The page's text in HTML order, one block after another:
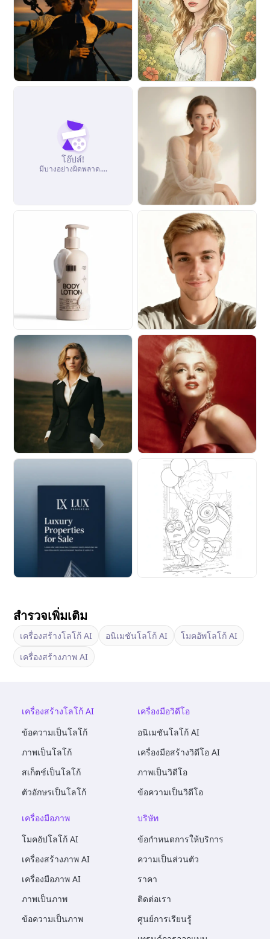
โอ๊ปส์!
มีบางอย่างผิดพลาด....
สำรวจเพิ่มเติม
เครื่องสร้างโลโก้ AI อนิเมชันโลโก้ AI
โมคอัพโลโก้ AI
เครื่องสร้างภาพ AI
เครื่องสร้างโลโก้ AI
ข้อความเป็นโลโก้
ภาพเป็นโลโก้
สเก็ตช์เป็นโลโก้
ตัวอักษรเป็นโลโก้
เครื่องมือวิดีโอ
อนิเมชันโลโก้ AI
เครื่องมือสร้างวิดีโอ AI
ภาพเป็นวิดีโอ
ข้อความเป็นวิดีโอ
เครื่องมือภาพ
โมคอัปโลโก้ AI
เครื่องสร้างภาพ AI
เครื่องมือภาพ AI
ภาพเป็นภาพ
ข้อความเป็นภาพ
บริษัท
ข้อกำหนดการให้บริการ
ความเป็นส่วนตัว
ราคา
ติดต่อเรา
ศูนย์การเรียนรู้